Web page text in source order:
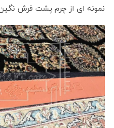
نمونه ای از چرم پشت فرش